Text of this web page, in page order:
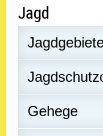
Jagd
Gehege